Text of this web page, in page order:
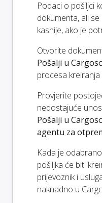
Podaci o pošiljci
dokumenta, ali
kasnije, ako je
Otvorite
Pošalji u
procesa kreiranja
Provjerite
nedostajuće
Pošalji u
agentu za
Kada je odabrano
pošiljka će biti
prijevoznik i
naknadno u